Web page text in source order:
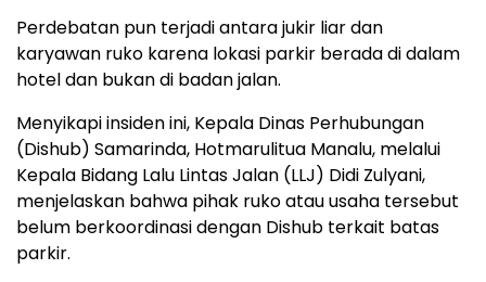
Perdebatan pun terjadi antara jukir liar dan
karyawan ruko karena lokasi parkir berada di dalam
hotel dan bukan di badan jalan.
Menyikapi insiden ini, Kepala Dinas Perhubungan
(Dishub) Samarinda, Hotmarulitua Manalu, melalui
Kepala Bidang Lalu Lintas Jalan (LLJ) Didi Zulyani,
menjelaskan bahwa pihak ruko atau usaha tersebut
belum berkoordinasi dengan Dishub terkait batas
parkir.